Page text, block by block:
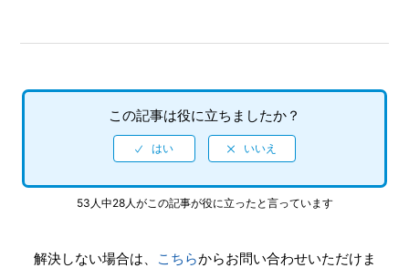
この記事は役に立ちましたか？
53人中28人がこの記事が役に立ったと言っています
解決しない場合は、 こちらからお問い合わせいただけま